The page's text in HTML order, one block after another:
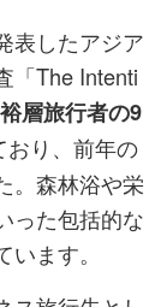
表したアジア
「The Intenti
層旅行者の9
り、前年の
。森林浴や栄
った包括的な
ます。